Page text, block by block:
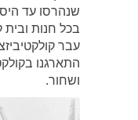
שנהרסו עד
בכל חנות
עבר
התארגנו
ושחור.